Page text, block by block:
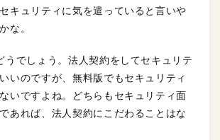
キュリティに気を遣っていると言いや
な。
うでしょう。法人契約をしてセキュリテ
いのですが、無料版でもセキュリティ
いですよね。どちらもセキュリティ面
あれば、法人契約にこだわることはな